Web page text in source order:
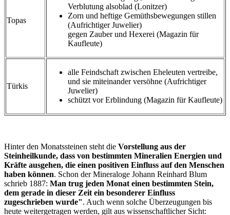
Topas
Verblutung alsoblad (Lonitzer)
Zorn und heftige Gemüthsbewegungen stillen
(Aufrichtiger Juwelier)
gegen Zauber und Hexerei (Magazin für
Kaufleute)
Türkis
alle Feindschaft zwischen Eheleuten vertreibe,
und sie miteinander versöhne (Aufrichtiger
Juwelier)
schützt vor Erblindung (Magazin für Kaufleute)
Hinter den Monatssteinen steht die Vorstellung aus der
Steinheilkunde, dass von bestimmten Mineralien Energien und
Kräfte ausgehen, die einen positiven Einfluss auf den Menschen
haben können. Schon der Mineraloge Johann Reinhard Blum
schrieb 1887: Man trug jeden Monat einen bestimmten Stein,
dem gerade in dieser Zeit ein besonderer Einfluss
zugeschrieben wurde". Auch wenn solche Überzeugungen bis
heute weitergetragen werden, gilt aus wissenschaftlicher Sicht: